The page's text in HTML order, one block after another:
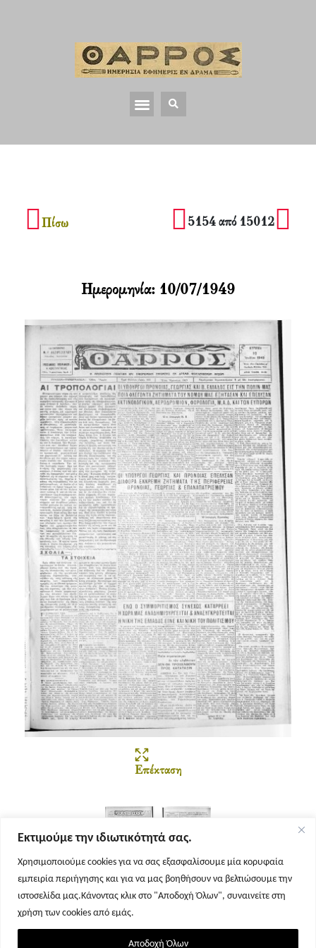
Εκτιμούμε την ιδιωτικότητά σας.
Χρησιμοποιούμε cookies για να σας εξασφαλίσουμε μία κορυφαία
εμπειρία περιήγησης και για να μας βοηθήσουν να βελτιώσουμε την
ιστοσελίδα μας.Κάνοντας κλικ στο "Αποδοχή Όλων", συναινείτε στη
χρήση των cookies από εμάς.
Αποδοχή Όλων
Πίσω 5154 από 15012
Επέκταση
Σελίδα 1 Σελίδα 2
Ημερομηνία: 10/07/1949